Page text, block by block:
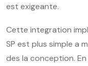
est exigeante.
Cette integration
SP est plus simple a
des la conception.